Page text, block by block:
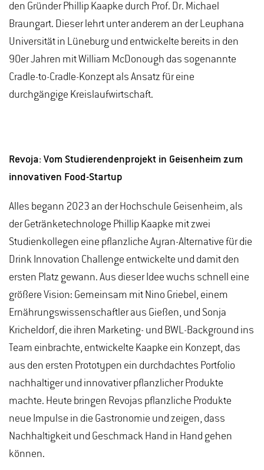
den Gründer Phillip Kaapke durch Prof. Dr. Michael
Braungart. Dieser lehrt unter anderem an der Leuphana
Universität in Lüneburg und entwickelte bereits in den
90er Jahren mit William McDonough das sogenannte
Cradle-to-Cradle-Konzept als Ansatz für eine
durchgängige Kreislaufwirtschaft.
Revoja: Vom Studierendenprojekt in Geisenheim zum
innovativen Food-Startup
Alles begann 2023 an der Hochschule Geisenheim, als
der Getränketechnologe Phillip Kaapke mit zwei
Studienkollegen eine pflanzliche Ayran-Alternative für die
Drink Innovation Challenge entwickelte und damit den
ersten Platz gewann. Aus dieser Idee wuchs schnell eine
größere Vision: Gemeinsam mit Nino Griebel, einem
Ernährungswissenschaftler aus Gießen, und Sonja
Kricheldorf, die ihren Marketing- und BWL-Background ins
Team einbrachte, entwickelte Kaapke ein Konzept, das
aus den ersten Prototypen ein durchdachtes Portfolio
nachhaltiger und innovativer pflanzlicher Produkte
machte. Heute bringen Revojas pflanzliche Produkte
neue Impulse in die Gastronomie und zeigen, dass
Nachhaltigkeit und Geschmack Hand in Hand gehen
können.